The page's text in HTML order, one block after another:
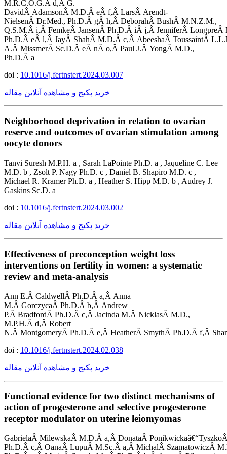
M.R.C.O.G.Â d,Â G.
DavidÂ AdamsonÂ M.D.Â eÂ f,Â LarsÂ Arendt-
NielsenÂ Dr.Med., Ph.D.Â gÂ h,Â DeborahÂ BushÂ M.N.Z.M.,
Q.S.M.Â i,Â FemkeÂ JansenÂ Ph.D.Â iÂ j,Â JenniferÂ
Ph.D.Â eÂ l,Â JayÂ ShahÂ M.D.Â c,Â AbeeshaÂ ToussaintÂ
A.Â MissmerÂ Sc.D.Â eÂ nÂ o,Â Paul J.Â YongÂ M.D.,
Ph.D.Â a
doi : 10.1016/j.fertnstert.2024.03.007
خرید پکیج و مشاهده آنلاین مقاله
Neighborhood deprivation in relation to ovarian
reserve and outcomes of ovarian stimulation among
oocyte donors
Tanvi Suresh M.P.H. a , Sarah LaPointe Ph.D. a , Jaqueline C. Lee
M.D. b , Zsolt P. Nagy Ph.D. c , Daniel B. Shapiro M.D. c ,
Michael R. Kramer Ph.D. a , Heather S. Hipp M.D. b , Audrey J.
Gaskins Sc.D. a
doi : 10.1016/j.fertnstert.2024.03.002
خرید پکیج و مشاهده آنلاین مقاله
Effectiveness of preconception weight loss
interventions on fertility in women: a systematic
review and meta-analysis
Ann E.Â CaldwellÂ Ph.D.Â a,Â Anna
M.Â GorczycaÂ Ph.D.Â b,Â Andrew
P.Â BradfordÂ Ph.D.Â c,Â Jacinda M.Â NicklasÂ M.D.,
M.P.H.Â d,Â Robert
N.Â MontgomeryÂ Ph.D.Â e,Â HeatherÂ SmythÂ Ph.D.Â f,Â
doi : 10.1016/j.fertnstert.2024.02.038
خرید پکیج و مشاهده آنلاین مقاله
Functional evidence for two distinct mechanisms of
action of progesterone and selective progesterone
receptor modulator on uterine leiomyomas
GabrielaÂ MilewskaÂ M.D.Â a,Â DonataÂ
Ph.D.Â c,Â OanaÂ LupuÂ M.Sc.Â a,Â MichalÂ SzamatowiczÂ